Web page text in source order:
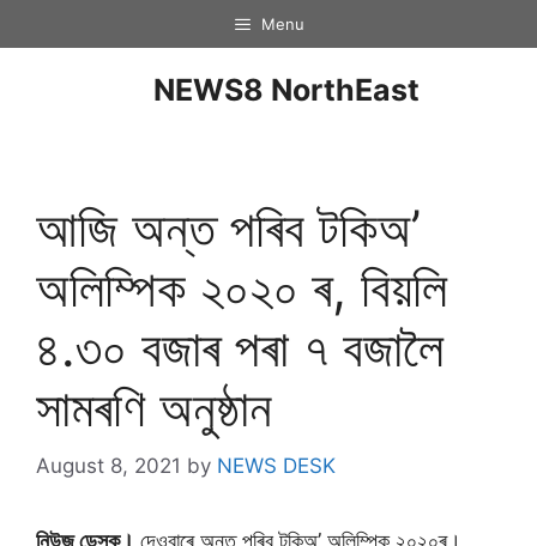
Menu
NEWS8 NorthEast
আজি অন্ত পৰিব টকিঅ’
অলিম্পিক ২০২০ ৰ, বিয়লি
৪.৩০ বজাৰ পৰা ৭ বজালৈ
সামৰণি অনুষ্ঠান
August 8, 2021 by NEWS DESK
নিউজ ডেস্ক। দেওবাৰে অন্ত পৰিব টকিঅ’ অলিম্পিক ২০২০ৰ।